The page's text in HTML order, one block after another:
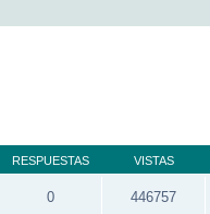
RESPUESTAS VISTAS
0 446757